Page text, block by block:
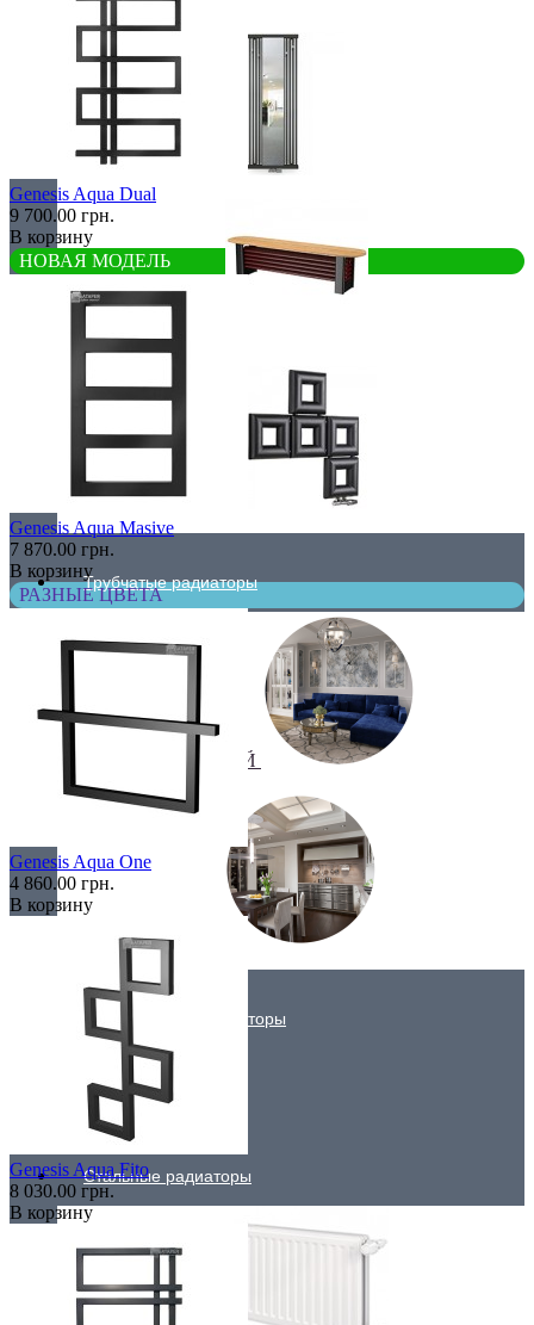
С зеркалом
Теплая скамья
Эксклюзивные
Трубчатые радиаторы
ДЛЯ ГОСТИНОЙ
ДЛЯ КУХНИ
Вертикальные радиаторы
Низкие радиаторы
Стальные радиаторы
Genesis Aqua Dual
9 700.00 грн.
В корзину
НОВАЯ МОДЕЛЬ
Genesis Aqua Masive
7 870.00 грн.
В корзину
РАЗНЫЕ ЦВЕТА
Genesis Aqua One
4 860.00 грн.
В корзину
Genesis Aqua Fito
8 030.00 грн.
В корзину